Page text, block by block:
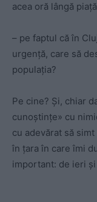
acea oră lângă
– pe faptul că în
urgență, care să
populația?
Pe cine? Și, chiar
cunoștințe» cu
cu adevărat să
în țara în care îmi
important: de ieri și